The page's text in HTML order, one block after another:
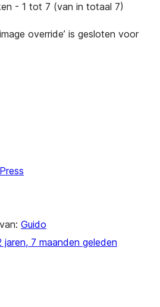
- 1 tot 7 (van in totaal 7)
override’ is gesloten voor
Guido
jaren, 7 maanden geleden